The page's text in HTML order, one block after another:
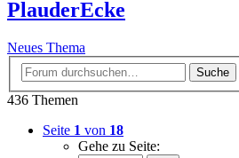
PlauderEcke
Neues Thema
Suche
436 Themen
Seite 1 von 18
Gehe zu Seite: